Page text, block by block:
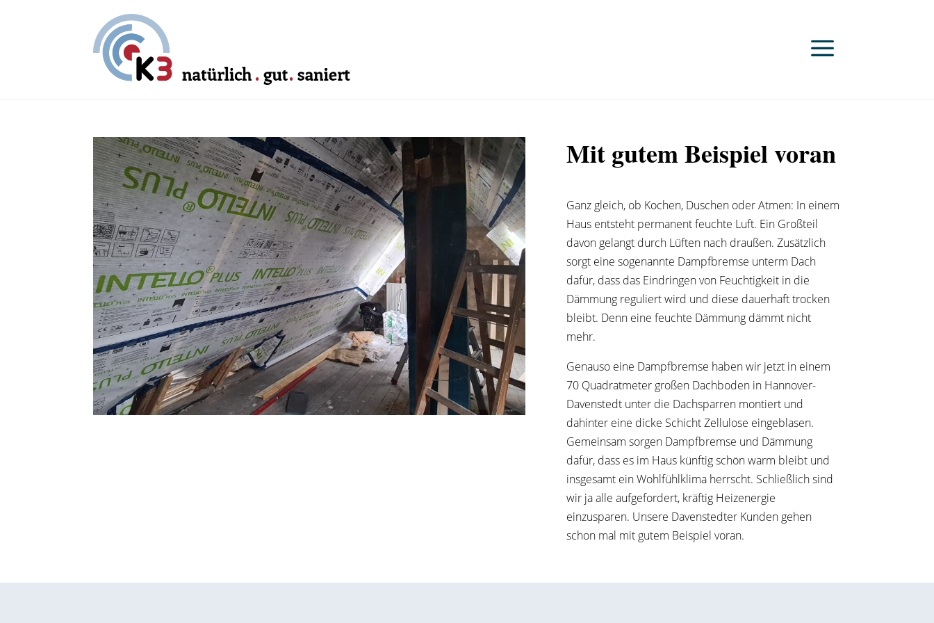
Mit gutem Beispiel voran
Ganz gleich, ob Kochen, Duschen oder Atmen: In einem
Haus entsteht permanent feuchte Luft. Ein Großteil
davon gelangt durch Lüften nach draußen. Zusätzlich
sorgt eine sogenannte Dampfbremse unterm Dach
dafür, dass das Eindringen von Feuchtigkeit in die
Dämmung reguliert wird und diese dauerhaft trocken
bleibt. Denn eine feuchte Dämmung dämmt nicht
mehr.
Genauso eine Dampfbremse haben wir jetzt in einem
70 Quadratmeter großen Dachboden in Hannover-
Davenstedt unter die Dachsparren montiert und
dahinter eine dicke Schicht Zellulose eingeblasen.
Gemeinsam sorgen Dampfbremse und Dämmung
dafür, dass es im Haus künftig schön warm bleibt und
insgesamt ein Wohlfühlklima herrscht. Schließlich sind
wir ja alle aufgefordert, kräftig Heizenergie
einzusparen. Unsere Davenstedter Kunden gehen
schon mal mit gutem Beispiel voran.